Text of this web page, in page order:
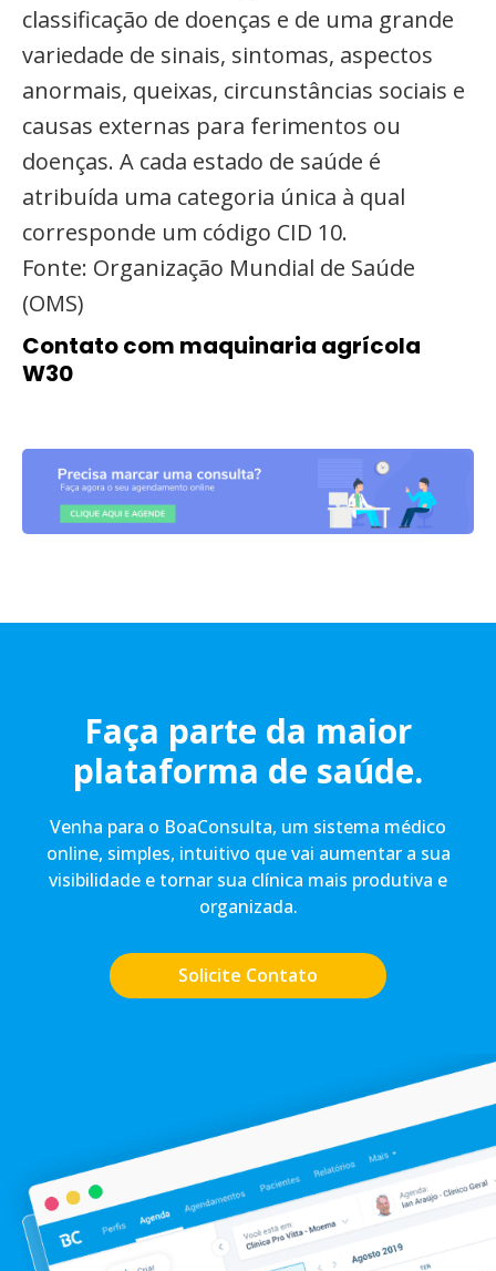
classificação de doenças e de uma grande
variedade de sinais, sintomas, aspectos
anormais, queixas, circunstâncias sociais e
causas externas para ferimentos ou
doenças. A cada estado de saúde é
atribuída uma categoria única à qual
corresponde um código CID 10.
Fonte: Organização Mundial de Saúde
(OMS)
Contato com maquinaria agrícola
W30
Faça parte da maior
plataforma de saúde.
Venha para o BoaConsulta, um sistema médico
online, simples, intuitivo que vai aumentar a sua
visibilidade e tornar sua clínica mais produtiva e
organizada.
Solicite Contato